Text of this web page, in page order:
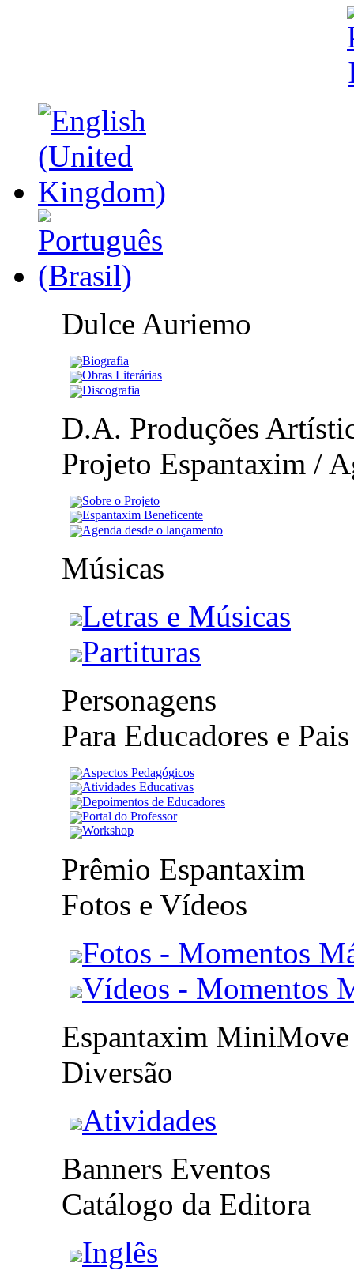
Dulce Auriemo
Biografia
Obras Literárias
Discografia
D.A. Produções
Projeto Espantaxim /
Sobre o Projeto
Espantaxim Beneficente
Agenda desde o lançamento
Músicas
Letras e Músicas
Partituras
Personagens
Para Educadores e Pais
Aspectos Pedagógicos
Atividades Educativas
Depoimentos de Educadores
Portal do Professor
Workshop
Prêmio Espantaxim
Fotos e Vídeos
Fotos - Momentos
Vídeos - Momentos
Espantaxim MiniMove
Diversão
Atividades
Banners Eventos
Catálogo da Editora
Inglês